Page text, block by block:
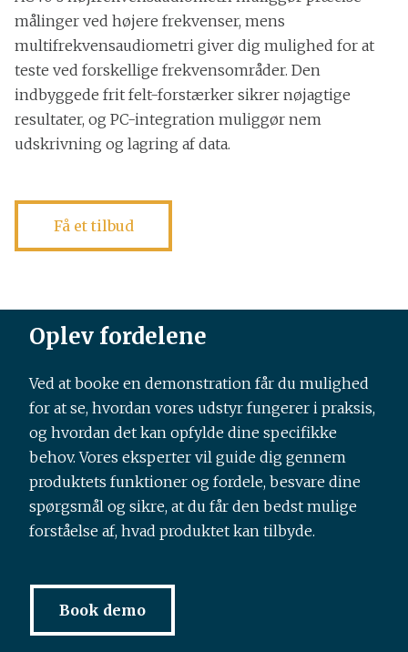
målinger ved højere frekvenser, mens
multifrekvensaudiometri giver dig mulighed for at
teste ved forskellige frekvensområder. Den
indbyggede frit felt-forstærker sikrer nøjagtige
resultater, og PC-integration muliggør nem
udskrivning og lagring af data.
Få et tilbud
Oplev fordelene
Ved at booke en demonstration får du mulighed
for at se, hvordan vores udstyr fungerer i praksis,
og hvordan det kan opfylde dine specifikke
behov. Vores eksperter vil guide dig gennem
produktets funktioner og fordele, besvare dine
spørgsmål og sikre, at du får den bedst mulige
forståelse af, hvad produktet kan tilbyde.
Book demo